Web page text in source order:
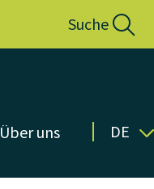
Suche
Über uns DE